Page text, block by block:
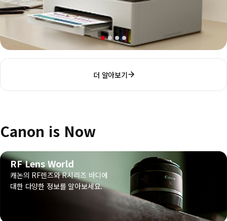
더 알아보기
Canon is Now
RF Lens World
캐논의 RF렌즈와 R시리즈 바디에
대한 다양한 정보를 알아보세요.